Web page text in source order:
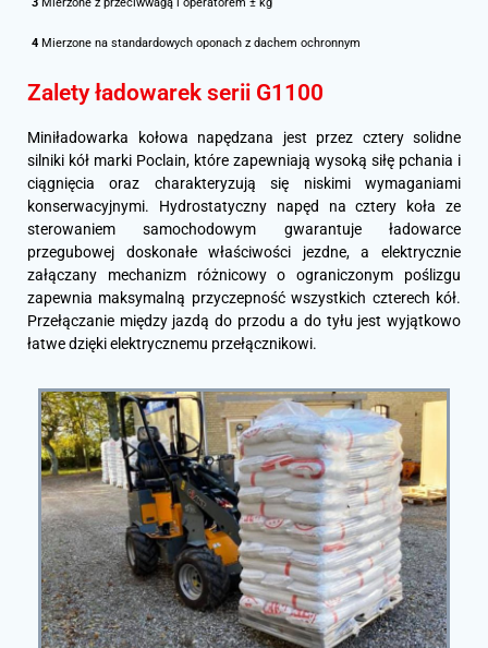
3Mierzone z przeciwwagą i operatorem ± kg
4Mierzone na standardowych oponach z dachem ochronnym
Zalety ładowarek serii G1100
Miniładowarka kołowa napędzana jest przez cztery solidne
silniki kół marki Poclain, które zapewniają wysoką siłę pchania i
ciągnięcia oraz charakteryzują się niskimi wymaganiami
konserwacyjnymi. Hydrostatyczny napęd na cztery koła ze
sterowaniem samochodowym gwarantuje ładowarce
przegubowej doskonałe właściwości jezdne, a elektrycznie
załączany mechanizm różnicowy o ograniczonym poślizgu
zapewnia maksymalną przyczepność wszystkich czterech kół.
Przełączanie między jazdą do przodu a do tyłu jest wyjątkowo
łatwe dzięki elektrycznemu przełącznikowi.